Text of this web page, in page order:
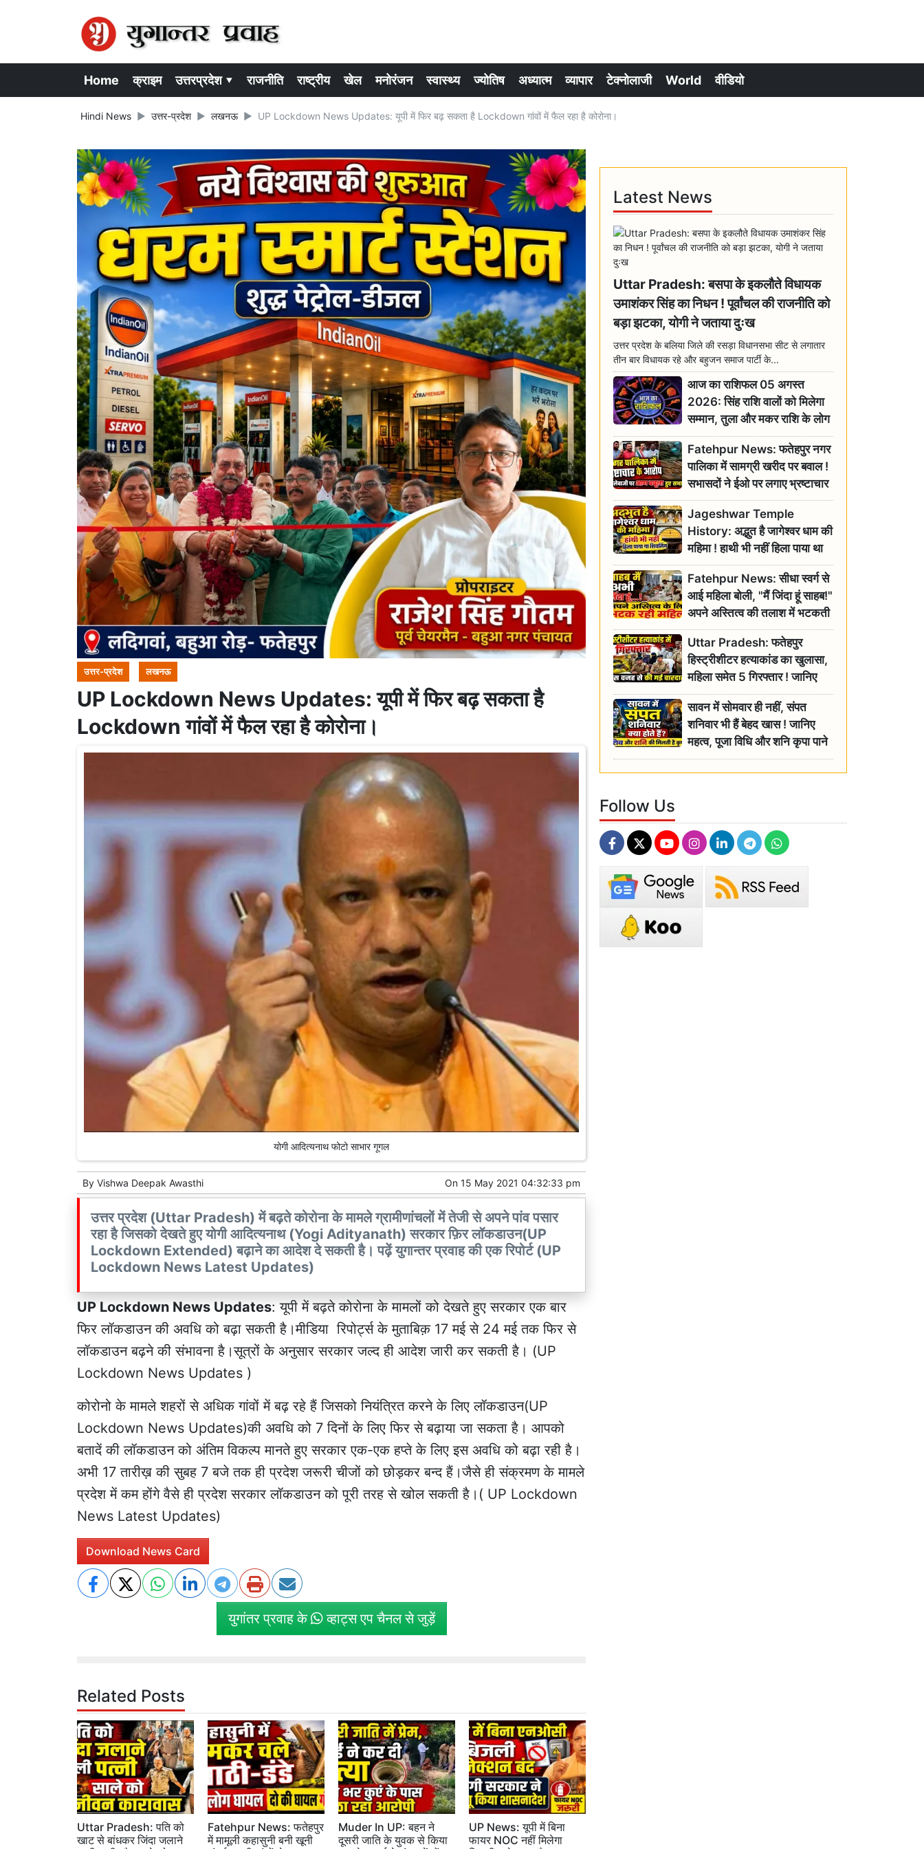
Home क्राइम उत्तरप्रदेश ▾ राजनीति राष्ट्रीय खेल मनोरंजन स्वास्थ्य ज्योतिष अध्यात्म व्यापार टेक्नोलाजी World वीडियो
Hindi News उत्तर-प्रदेश लखनऊ UP Lockdown News Updates: यूपी में फिर बढ़ सकता है Lockdown गांवों में फैल रहा है कोरोना।
उत्तर-प्रदेश लखनऊ
UP Lockdown News Updates: यूपी में फिर बढ़ सकता है
Lockdown गांवों में फैल रहा है कोरोना।
योगी आदित्यनाथ फोटो साभार गूगल
By Vishwa Deepak Awasthi On 15 May 2021 04:32:33 pm
उत्तर प्रदेश (Uttar Pradesh) में बढ़ते कोरोना के मामले ग्रामीणांचलों में तेजी से अपने पांव पसार
रहा है जिसको देखते हुए योगी आदित्यनाथ (Yogi Adityanath) सरकार फ़िर लॉकडाउन(UP
Lockdown Extended) बढ़ाने का आदेश दे सकती है। पढ़ें युगान्तर प्रवाह की एक रिपोर्ट (UP
Lockdown News Latest Updates)
UP Lockdown News Updates: यूपी में बढ़ते कोरोना के मामलों को देखते हुए सरकार एक बार
फिर लॉकडाउन की अवधि को बढ़ा सकती है।मीडिया रिपोर्ट्स के मुताबिक़ 17 मई से 24 मई तक फिर से
लॉकडाउन बढ़ने की संभावना है।सूत्रों के अनुसार सरकार जल्द ही आदेश जारी कर सकती है। (UP
Lockdown News Updates )
कोरोनो के मामले शहरों से अधिक गांवों में बढ़ रहे हैं जिसको नियंत्रित करने के लिए लॉकडाउन(UP
Lockdown News Updates)की अवधि को 7 दिनों के लिए फिर से बढ़ाया जा सकता है। आपको
बतादें की लॉकडाउन को अंतिम विकल्प मानते हुए सरकार एक-एक हप्ते के लिए इस अवधि को बढ़ा रही है।
अभी 17 तारीख़ की सुबह 7 बजे तक ही प्रदेश जरूरी चीजों को छोड़कर बन्द हैं।जैसे ही संक्रमण के मामले
प्रदेश में कम होंगे वैसे ही प्रदेश सरकार लॉकडाउन को पूरी तरह से खोल सकती है।( UP Lockdown
News Latest Updates)
Download News Card
युगांतर प्रवाह के व्हाट्स एप चैनल से जुड़ें
Related Posts
Uttar Pradesh: पति को
खाट से बांधकर जिंदा जलाने
Fatehpur News: फतेहपुर
में मामूली कहासुनी बनी खूनी
Muder In UP: बहन ने
दूसरी जाति के युवक से किया
UP News: यूपी में बिना
फायर NOC नहीं मिलेगा
Latest News
Uttar Pradesh: बसपा के इकलौते विधायक
उमाशंकर सिंह का निधन ! पूर्वांचल की राजनीति को
बड़ा झटका, योगी ने जताया दुःख
उत्तर प्रदेश के बलिया जिले की रसड़ा विधानसभा सीट से लगातार
तीन बार विधायक रहे और बहुजन समाज पार्टी के...
आज का राशिफल 05 अगस्त
2026: सिंह राशि वालों को मिलेगा
सम्मान, तुला और मकर राशि के लोग
रहें सतर्क
Fatehpur News: फतेहपुर नगर
पालिका में सामग्री खरीद पर बवाल !
सभासदों ने ईओ पर लगाए भ्रष्टाचार
के गंभीर आरोप
Jageshwar Temple
History: अद्भुत है जागेश्वर धाम की
महिमा ! हाथी भी नहीं हिला पाया था
शिवलिंग, जानिए क्या है इसका
इतिहास
Fatehpur News: सीधा स्वर्ग से
आई महिला बोली, "मैं जिंदा हूं साहब!"
अपने अस्तित्व की तलाश में भटकती
रही बुजुर्ग, एसडीएम ने दिए जांच के
आदेश
Uttar Pradesh: फतेहपुर
हिस्ट्रीशीटर हत्याकांड का खुलासा,
महिला समेत 5 गिरफ्तार ! जानिए
क्या था कनेक्शन?
सावन में सोमवार ही नहीं, संपत
शनिवार भी हैं बेहद खास ! जानिए
महत्व, पूजा विधि और शनि कृपा पाने
के आसान उपाय
Follow Us